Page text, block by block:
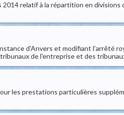
relatif à la répartition en divisions
d'Anvers et modifiant l'arrêté
de l'entreprise et des
les prestations particulières